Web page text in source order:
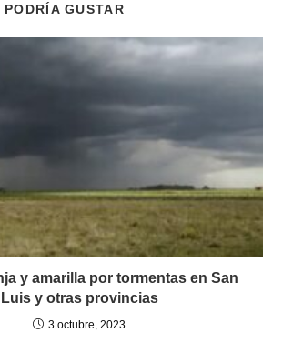
GUSTAR
y amarilla por tormentas en San
Luis y otras provincias
3 octubre, 2023